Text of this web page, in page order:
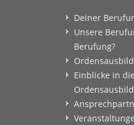
Deiner
Unsere
Berufung?
Einblicke in die